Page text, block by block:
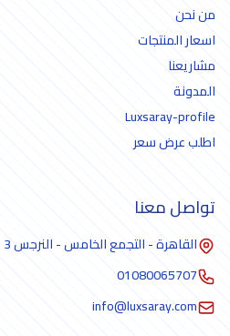
من نحن
اسعار المنتجات
مشاريعنا
المدونة
Luxsaray-profile
اطلب عرض سعر
تواصل معنا
القاهرة - التجمع الخامس - النرجس 3
01080065707
info@luxsaray.com